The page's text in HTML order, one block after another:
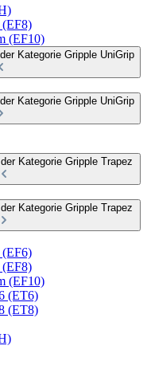
(EF10)
Kategorie Gripple UniGrip
Kategorie Gripple UniGrip
Kategorie Gripple Trapez
Kategorie Gripple Trapez
(EF10)
(ET6)
(ET8)